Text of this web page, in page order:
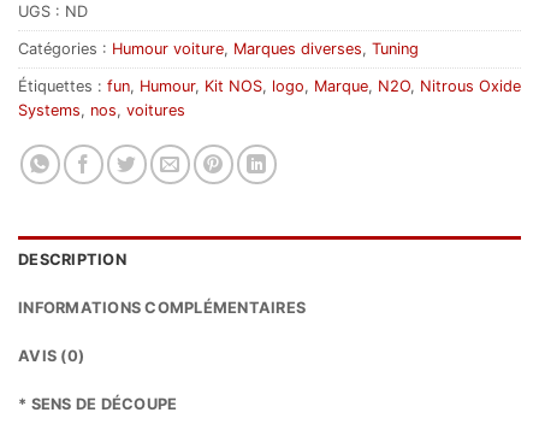
UGS : ND
Catégories : Humour voiture, Marques diverses, Tuning
Étiquettes : fun, Humour, Kit NOS, logo, Marque, N2O, Nitrous Oxide
Systems, nos, voitures
DESCRIPTION
INFORMATIONS COMPLÉMENTAIRES
AVIS (0)
* SENS DE DÉCOUPE